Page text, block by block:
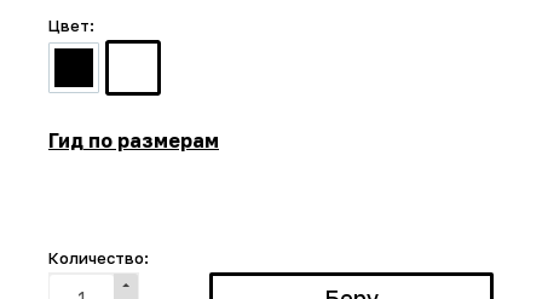
Цвет:
Гид по размерам
Количество: